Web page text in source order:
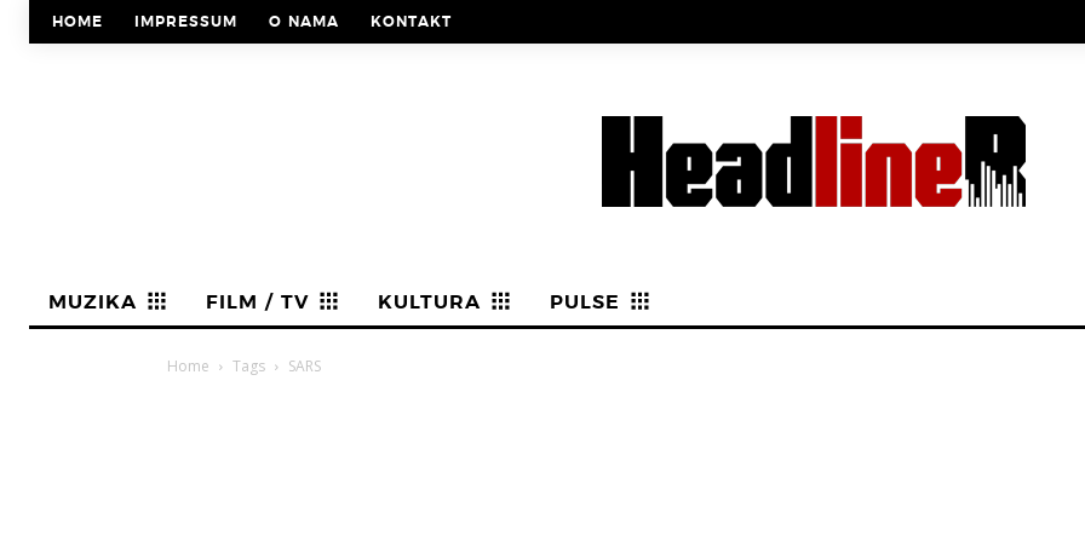
HOME IMPRESSUM O NAMA KONTAKT
MUZIKA FILM / TV KULTURA PULSE
Home Tags SARS